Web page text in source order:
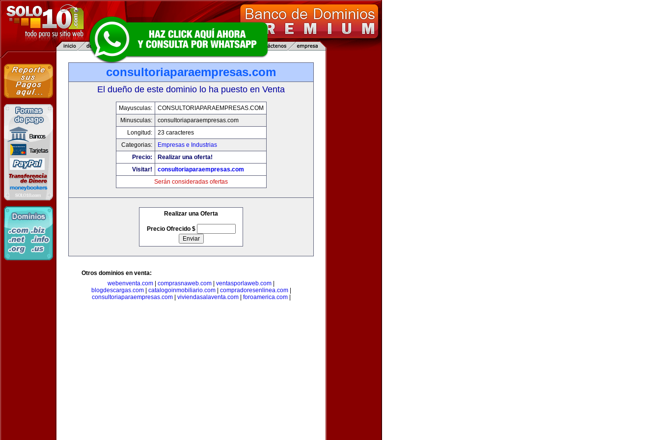
consultoriaparaempresas.com
El dueño de este dominio lo ha puesto en Venta
Mayusculas:
CONSULTORIAPARAEMPRESAS.COM
Minusculas:
consultoriaparaempresas.com
Longitud:
23 caracteres
Categorias:
Empresas e Industrias
Precio:
Realizar una oferta!
Visitar!
consultoriaparaempresas.com
Serán consideradas ofertas
Realizar una Oferta
Precio Ofrecido $
Otros dominios en venta:
webenventa.com
comprasnaweb.com ventasporlaweb.com
blogdescargas.com| catalogoinmobiliario.com| compradoresenlinea.com|
consultoriaparaempresas.com| viviendasalaventa.com| foroamerica.com|